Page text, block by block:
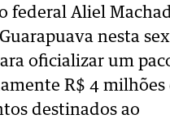
federal Aliel
nesta
oficializar um
R$ 4 milhões
destinados ao